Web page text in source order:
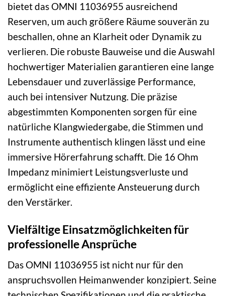
bietet das OMNI 11036955 ausreichend
Reserven, um auch größere Räume souverän zu
beschallen, ohne an Klarheit oder Dynamik zu
verlieren. Die robuste Bauweise und die Auswahl
hochwertiger Materialien garantieren eine lange
Lebensdauer und zuverlässige Performance,
auch bei intensiver Nutzung. Die präzise
abgestimmten Komponenten sorgen für eine
natürliche Klangwiedergabe, die Stimmen und
Instrumente authentisch klingen lässt und eine
immersive Hörerfahrung schafft. Die 16 Ohm
Impedanz minimiert Leistungsverluste und
ermöglicht eine effiziente Ansteuerung durch
den Verstärker.
Vielfältige Einsatzmöglichkeiten für
professionelle Ansprüche
Das OMNI 11036955 ist nicht nur für den
anspruchsvollen Heimanwender konzipiert. Seine